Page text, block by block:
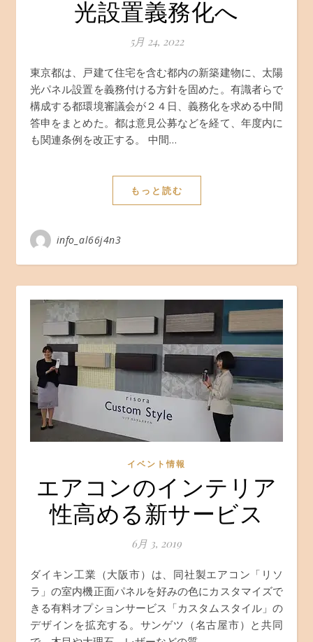
光設置義務化へ
5月 24, 2022
東京都は、戸建て住宅を含む都内の新築建物に、太陽
光パネル設置を義務付ける方針を固めた。有識者らで
構成する都環境審議会が２４日、義務化を求める中間
答申をまとめた。都は意見公募などを経て、年度内に
も関連条例を改正する。 中間…
もっと読む
info_al66j4n3
イベント情報
エアコンのインテリア
性高める新サービス
6月 3, 2019
ダイキン工業（大阪市）は、同社製エアコン「リソ
ラ」の室内機正面パネルを好みの色にカスタマイズで
きる有料オプションサービス「カスタムスタイル」の
デザインを拡充する。サンゲツ（名古屋市）と共同